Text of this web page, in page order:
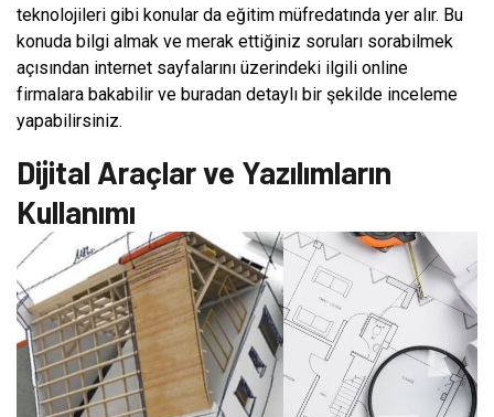
teknolojileri gibi konular da eğitim müfredatında yer alır. Bu
konuda bilgi almak ve merak ettiğiniz soruları sorabilmek
açısından internet sayfalarını üzerindeki ilgili online
firmalara bakabilir ve buradan detaylı bir şekilde inceleme
yapabilirsiniz.
Dijital Araçlar ve Yazılımların
Kullanımı